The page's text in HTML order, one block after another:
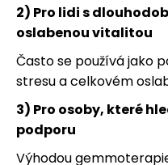
2) Pro lidi s
oslabenou vitalitou
Často se používá jako
stresu a celkovém
3) Pro osoby, které
podporu
Výhodou